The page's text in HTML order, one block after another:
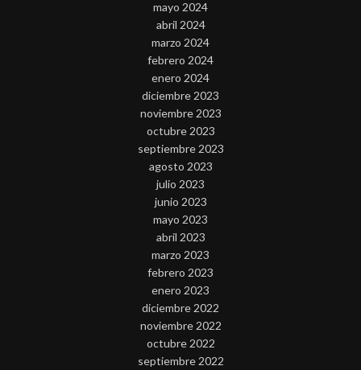
mayo 2024
abril 2024
marzo 2024
febrero 2024
enero 2024
diciembre 2023
noviembre 2023
octubre 2023
septiembre 2023
agosto 2023
julio 2023
junio 2023
mayo 2023
abril 2023
marzo 2023
febrero 2023
enero 2023
diciembre 2022
noviembre 2022
octubre 2022
septiembre 2022